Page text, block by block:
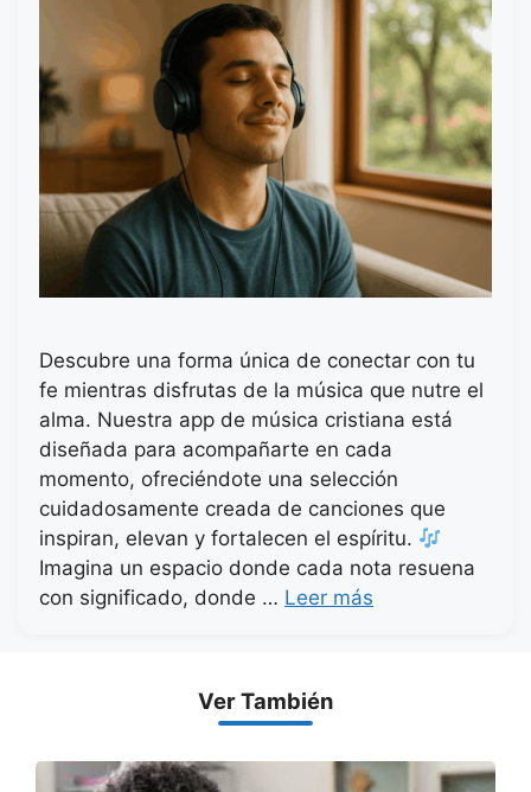
Descubre una forma única de conectar con tu
fe mientras disfrutas de la música que nutre el
alma. Nuestra app de música cristiana está
diseñada para acompañarte en cada
momento, ofreciéndote una selección
cuidadosamente creada de canciones que
inspiran, elevan y fortalecen el espíritu.
Imagina un espacio donde cada nota resuena
con significado, donde … Leer más
Ver También